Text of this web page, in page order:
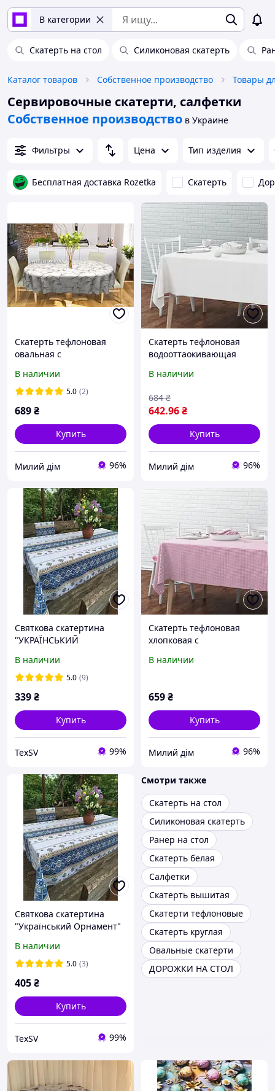
В категории
Скатерть на стол Силиконовая скатерть
Каталог товаров Собственное производство Товары
Сервировочные скатерти, салфетки
Собственное производство в Украине
Фильтры Цена Тип изделия
Бесплатная доставка Rozetka Скатерть
Скатерть тефлоновая
овальная с
пропиткой листья мелкие
бежевые и серые
В наличии
5.0 (2)
689₴
Купить
Милий дім 96%
Скатерть тефлоновая
водооттаокивающая
В наличии
642.96₴
684 ₴
Купить
Милий дім 96%
Святкова скатертина
"УКРАЇНСЬКИЙ
В наличии
5.0 (9)
339₴
Купить
TexSV 99%
Скатерть тефлоновая
хлопковая с
пропиткой мелкая
В наличии
659₴
Купить
Милий дім 96%
Святкова скатертина
"Український Орнамент"
В наличии
5.0 (3)
405₴
Купить
TexSV 99%
Смотри также
Скатерть на стол
Силиконовая скатерть
Ранер на стол
Скатерть белая
Салфетки
Скатерть вышитая
Скатерти тефлоновые
Скатерть круглая
Овальные скатерти
ДОРОЖКИ НА СТОЛ